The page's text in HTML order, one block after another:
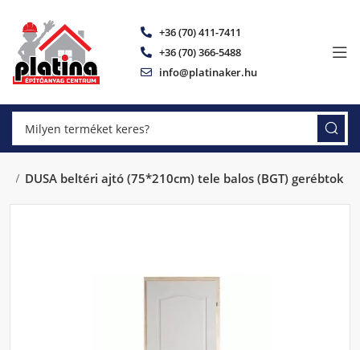
+36 (70) 411-7411
+36 (70) 366-5488
info@platinaker.hu
DUSA beltéri ajtó (75*210cm) tele balos (BGT) gerébtok